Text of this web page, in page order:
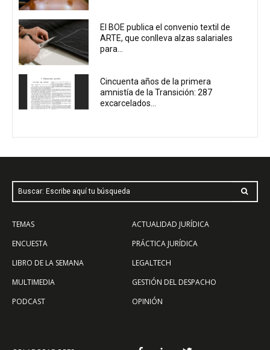
El BOE publica el convenio textil de
ARTE, que conlleva alzas salariales
para...
Cincuenta años de la primera
amnistía de la Transición: 287
excarcelados...
Buscar: Escribe aquí tu búsqueda
TEMAS
ENCUESTA
LIBRO DE LA SEMANA
MULTIMEDIA
PODCAST
ACTUALIDAD JURÍDICA
PRÁCTICA JURÍDICA
LEGALTECH
GESTIÓN DEL DESPACHO
OPINIÓN